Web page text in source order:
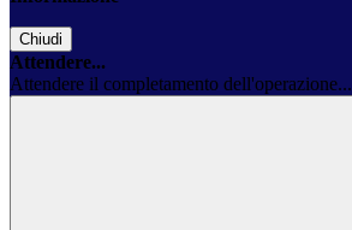
Chiudi
Attendere...
Attendere il completamento dell'operazione...